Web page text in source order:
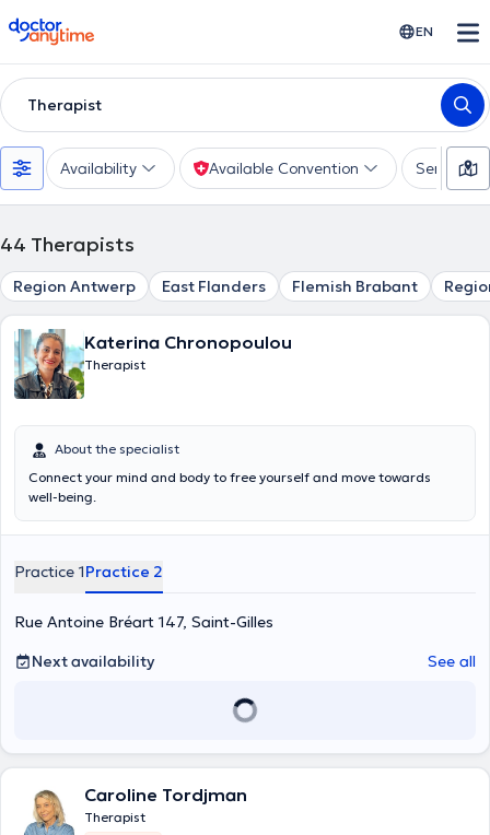
doctoranytime EN
Therapist
Availability Available Convention Services
44 Therapists
Region Antwerp East Flanders Flemish Brabant
Katerina Chronopoulou
Therapist
About the specialist
Connect your mind and body to free yourself and move towards
well-being.
Practice 1Practice 2
Rue Antoine Bréart 147, Saint-Gilles
Next availability
See all
Caroline Tordjman
Therapist